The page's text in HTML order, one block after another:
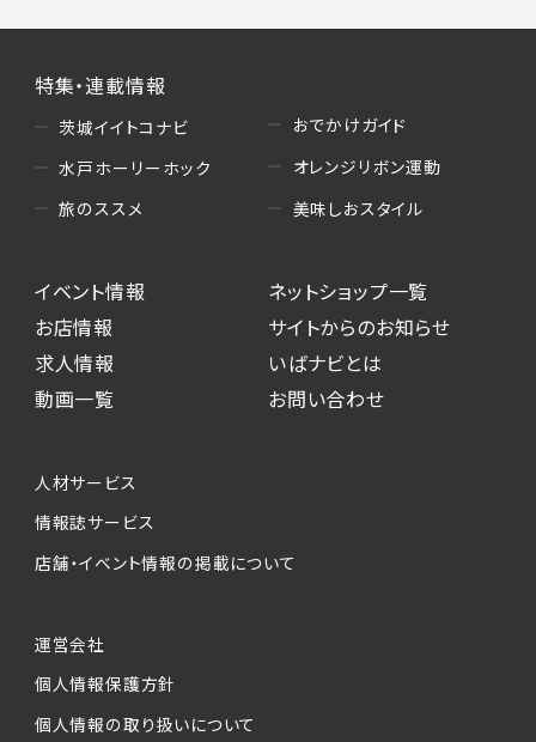
特集・連載情報
茨城イイトコナビ
水戸ホーリーホック
旅のススメ
おでかけガイド
オレンジリボン運動
美味しおスタイル
イベント情報
お店情報
求人情報
動画一覧
ネットショップ一覧
サイトからのお知らせ
いばナビとは
お問い合わせ
人材サービス
情報誌サービス
店舗・イベント情報の掲載について
運営会社
個人情報保護方針
個人情報の取り扱いについて